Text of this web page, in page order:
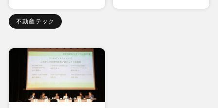
不動産テック